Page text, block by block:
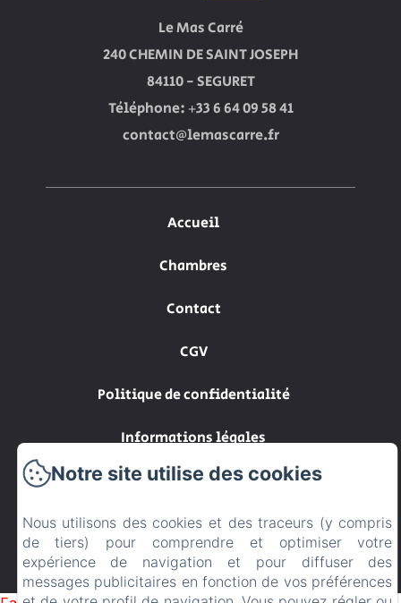
Le Mas Carré
240 CHEMIN DE SAINT JOSEPH
84110 - SEGURET
Téléphone: +33 6 64 09 58 41
contact@lemascarre.fr
Accueil
Chambres
Contact
CGV
Politique de confidentialité
Informations légales
Informations sur les cookies
EN
FR
Créé par Amenitiz
Notre site utilise des cookies
Nous utilisons des cookies et des traceurs (y compris
de tiers) pour comprendre et optimiser votre
expérience de navigation et pour diffuser des
messages publicitaires en fonction de vos préférences